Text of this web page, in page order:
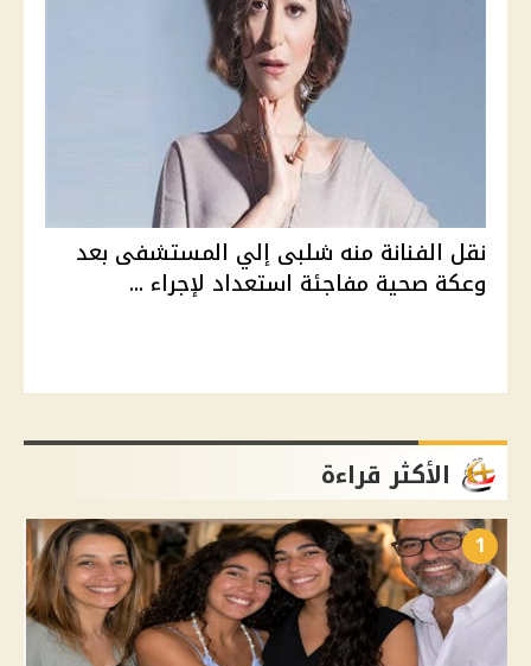
نقل الفنانة منه شلبى إلي المستشفى بعد
وعكة صحية مفاجئة استعداد لإجراء ...
الأكثر قراءة
1